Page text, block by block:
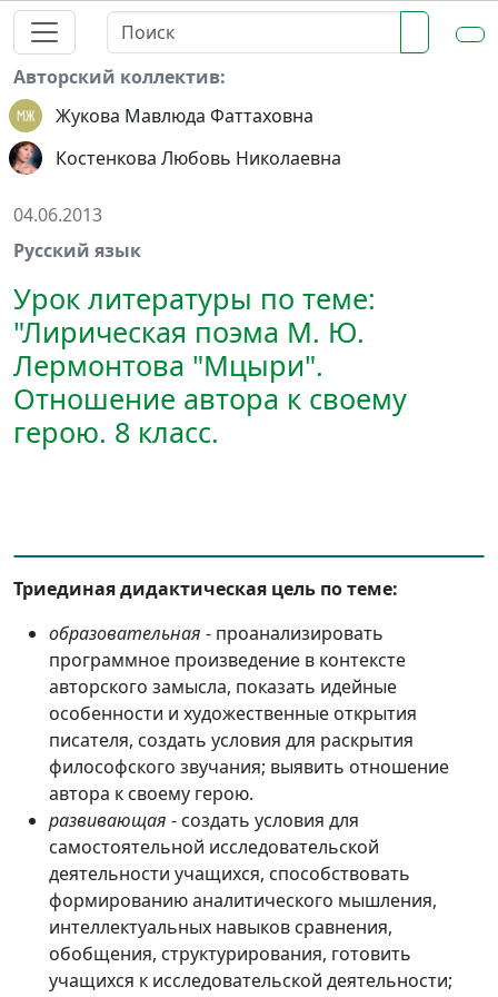
Авторский коллектив:
Жукова Мавлюда Фаттаховна
Костенкова Любовь Николаевна
04.06.2013
Русский язык
Урок литературы по теме:
"Лирическая поэма М. Ю.
Лермонтова "Мцыри".
Отношение автора к своему
герою. 8 класс.
Триединая дидактическая цель по теме:
образовательная - проанализировать
программное произведение в контексте
авторского замысла, показать идейные
особенности и художественные открытия
писателя, создать условия для раскрытия
философского звучания; выявить отношение
автора к своему герою.
развивающая - создать условия для
самостоятельной исследовательской
деятельности учащихся, способствовать
формированию аналитического мышления,
интеллектуальных навыков сравнения,
обобщения, структурирования, готовить
учащихся к исследовательской деятельности;